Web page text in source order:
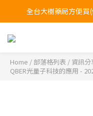
訂購專線 0800-
訂購專線 0800-
Home / 部落格列表 / 資訊分
QBER光量子科技的應用 -